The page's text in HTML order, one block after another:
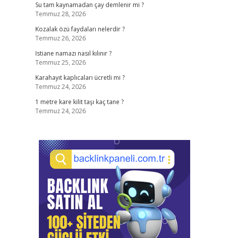
Su tam kaynamadan çay demlenir mi ?
Temmuz 28, 2026
Kozalak özü faydaları nelerdir ?
Temmuz 26, 2026
Istiane namazı nasıl kılınır ?
Temmuz 25, 2026
Karahayıt kaplıcaları ücretli mi ?
Temmuz 24, 2026
1 metre kare kilit taşı kaç tane ?
Temmuz 24, 2026